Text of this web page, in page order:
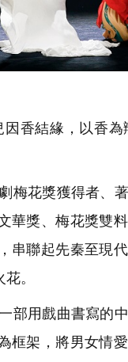
香結緣，以香
花獎獲得者、
華獎、梅花獎雙
串聯起先秦至現
。
用戲曲書寫的
框架，將男女情